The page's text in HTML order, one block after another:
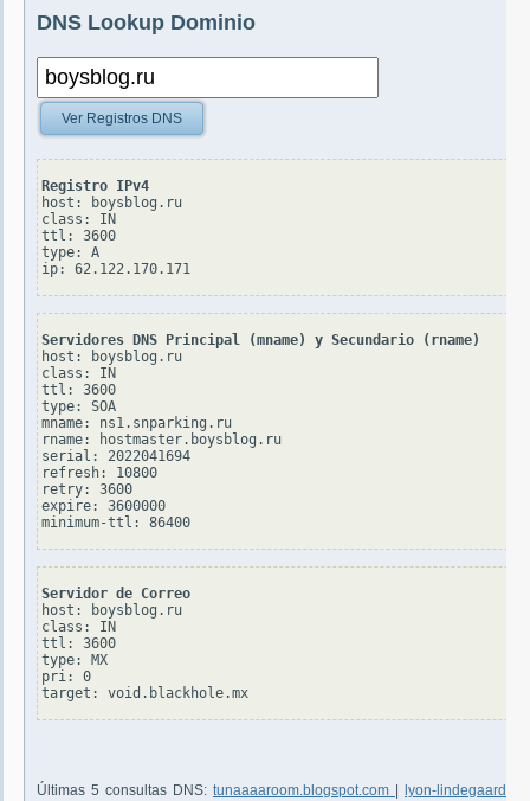
DNS Lookup Dominio
Ver Registros DNS
Registro IPv4
host: boysblog.ru
class: IN
ttl: 3600
type: A
Servidores DNS Principal (mname) y Secundario (rname)
host: boysblog.ru
class: IN
ttl: 3600
type: SOA
mname: ns1.snparking.ru
rname: hostmaster.boysblog.ru
serial: 2022041694
refresh: 10800
retry: 3600
expire: 3600000
Servidor de Correo
host: boysblog.ru
class: IN
ttl: 3600
type: MX
pri: 0
Últimas 5 consultas DNS: tunaaaaroom.blogspot.com
lyon-